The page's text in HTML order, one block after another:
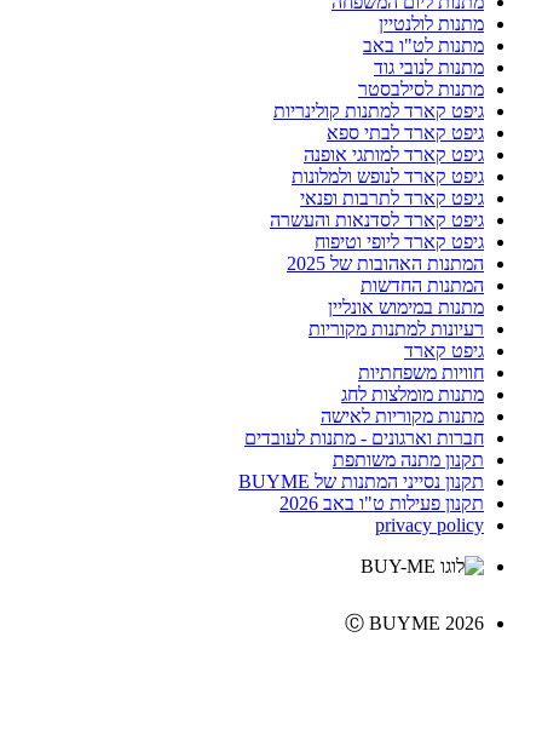
מתנות לולנטיין
מתנות לט"ו באב
מתנות לנובי גוד
מתנות לסילבסטר
גיפט קארד למתנות קולינריות
גיפט קארד לבתי ספא
גיפט קארד למותגי אופנה
גיפט קארד לנופש ולמלונות
גיפט קארד לתרבות ופנאי
גיפט קארד לסדנאות והעשרה
גיפט קארד ליופי וטיפוח
המתנות האהובות של 2025
המתנות החדשות
מתנות במימוש אונליין
רעיונות למתנות מקוריות
גיפט קארד
חוויות משפחתיות
מתנות מומלצות לחג
מתנות מקוריות לאישה
חברות וארגונים - מתנות לעובדים
תקנון מתנה משותפת
תקנון נסייני המתנות של BUYME
תקנון פעילות ט"ו באב 2026
privacy policy
Ⓒ BUYME 2026